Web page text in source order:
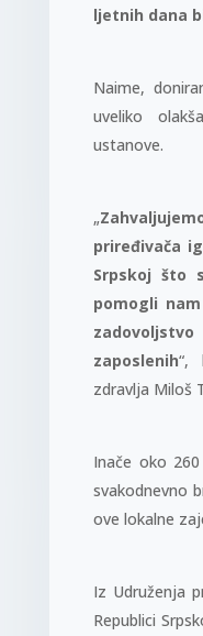
ljetnih dana
Naime,
uveliko
ustanove.
„
priređivača
Srpskoj što
pomogli
zaposlenih“,
zdravlja Miloš
Inače oko
svakodnevno
ove lokalne
Iz Udruženja
Republici